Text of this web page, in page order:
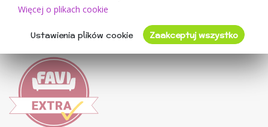
Kontakty
Oceny klientów
Więcej o plikach cookie
Ustawienia plików cookie Zaakceptuj wszystko